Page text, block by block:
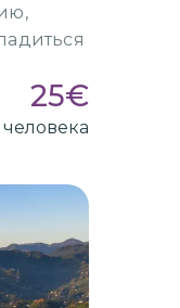
25€
человека